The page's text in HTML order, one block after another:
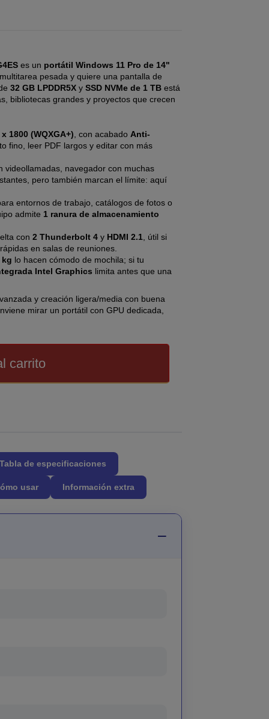
es un portátil Windows 11 Pro de 14"
pesada y quiere una pantalla de
32 GB LPDDR5Xy SSD NVMe de 1 TBestá
bibliotecas grandes y proyectos que crecen
1800 (WQXGA+) , con acabado Anti-
fino, leer PDF largos y editar con más
videollamadas, navegador con muchas
pero también marcan el límite: aquí
entornos de trabajo, catálogos de fotos o
admite 1 ranura de almacenamiento
con 2 Thunderbolt 4y HDMI 2.1 , útil si
en salas de reuniones.
kg lo hacen cómodo de mochila; si tu
Intel Graphics limita antes que una
y creación ligera/media con buena
mirar un portátil con GPU dedicada,
carrito
de especificaciones
usar Información extra